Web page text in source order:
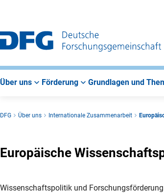
Über uns Förderung Grundlagen und
DFG Über uns Internationale Zusammenarbeit
Europäische
Wissenschaftspolitik und